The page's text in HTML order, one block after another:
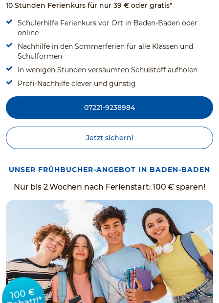
10 Stunden Ferienkurs für nur 39 € oder gratis*
Schülerhilfe Ferienkurs vor Ort in Baden-Baden oder
online
Nachhilfe in den Sommerferien für alle Klassen und
Schulformen
In wenigen Stunden versäumten Schulstoff aufholen
Profi-Nachhilfe clever und günstig
07221-9238984
Jetzt sichern!
UNSER FRÜHBUCHER-ANGEBOT IN BADEN-BADEN
Nur bis 2 Wochen nach Ferienstart: 100 € sparen!
100 €